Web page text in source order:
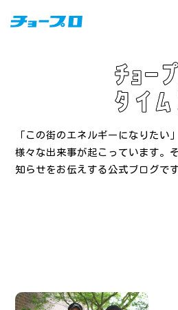
「この街のエネルギーになりたい」
様々な出来事が起こっています。
知らせをお伝えする公式ブログです